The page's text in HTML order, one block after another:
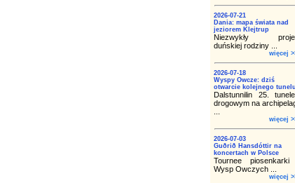
2026-07-21
Dania: mapa świata nad
jeziorem Klejtrup
Niezwykły
duńskiej rodziny ...
więcej
2026-07-18
Wyspy Owcze: dziś
otwarcie kolejnego tunelu
Dalstunnilin 25.
drogowym na
więcej
2026-07-03
Guðrið Hansdóttir na
koncertach w Polsce
Tournee piosenkarki
Wysp Owczych ...
więcej